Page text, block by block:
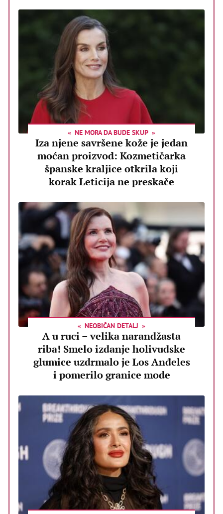
NE MORA DA BUDE SKUP
Iza njene savršene kože je jedan
moćan proizvod: Kozmetičarka
španske kraljice otkrila koji
korak Leticija ne preskače
NEOBIČAN DETALJ
A u ruci – velika narandžasta
riba! Smelo izdanje holivudske
glumice uzdrmalo je Los Anđeles
i pomerilo granice mode